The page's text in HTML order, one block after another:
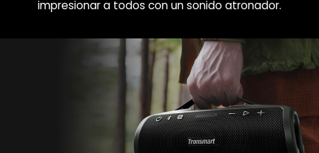
impresionar a todos con un sonido atronador.